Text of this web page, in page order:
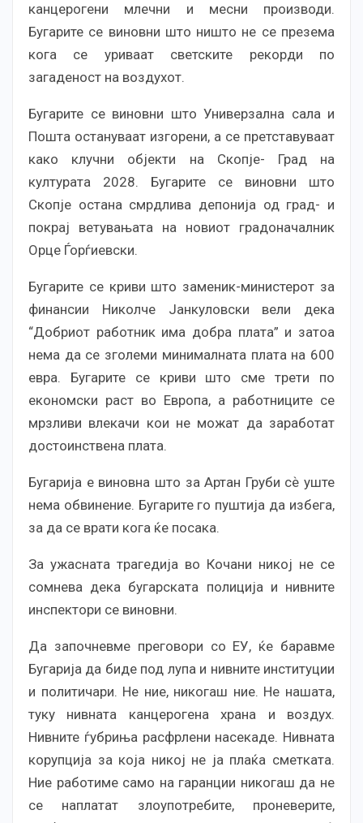
канцерогени млечни и месни производи.
Бугарите се виновни што ништо не се презема
кога се уриваат светските рекорди по
загаденост на воздухот.
Бугарите се виновни што Универзална сала и
Пошта остануваат изгорени, а се претставуваат
како клучни објекти на Скопје- Град на
културата 2028. Бугарите се виновни што
Скопје остана смрдлива депонија од град- и
покрај ветувањата на новиот градоначалник
Орце Ѓорѓиевски.
Бугарите се криви што заменик-министерот за
финансии Николче Јанкуловски вели дека
“Добриот работник има добра плата” и затоа
нема да се зголеми минималната плата на 600
евра. Бугарите се криви што сме трети по
економски раст во Европа, а работниците се
мрзливи влекачи кои не можат да заработат
достоинствена плата.
Бугарија е виновна што за Артан Груби сѐ уште
нема обвинение. Бугарите го пуштија да избега,
за да се врати кога ќе посака.
За ужасната трагедија во Кочани никој не се
сомнева дека бугарската полиција и нивните
инспектори се виновни.
Да започневме преговори со ЕУ, ќе баравме
Бугарија да биде под лупа и нивните институции
и политичари. Не ние, никогаш ние. Не нашата,
туку нивната канцерогена храна и воздух.
Нивните ѓубриња расфрлени насекаде. Нивната
корупција за која никој не ја плаќа сметката.
Ние работиме само на гаранции никогаш да не
се наплатат злоупотребите, проневерите,